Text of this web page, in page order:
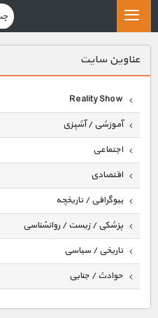
عناوين سايت
Reality Show
آموزشی / آشپزی
اجتماعی
اقتصادی
بیوگرافی / تاریخچه
پزشکی / زیست / روانشناسی
تاریخی / سیاسی
حوادث / جنایی